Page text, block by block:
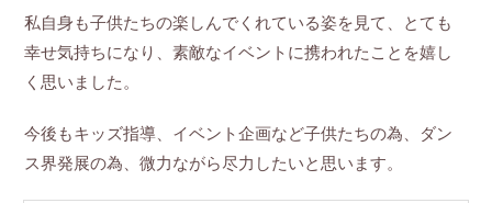
私自身も子供たちの楽しんでくれている姿を見て、とても
幸せ気持ちになり、素敵なイベントに携われたことを嬉し
く思いました。
今後もキッズ指導、イベント企画など子供たちの為、ダン
ス界発展の為、微力ながら尽力したいと思います。